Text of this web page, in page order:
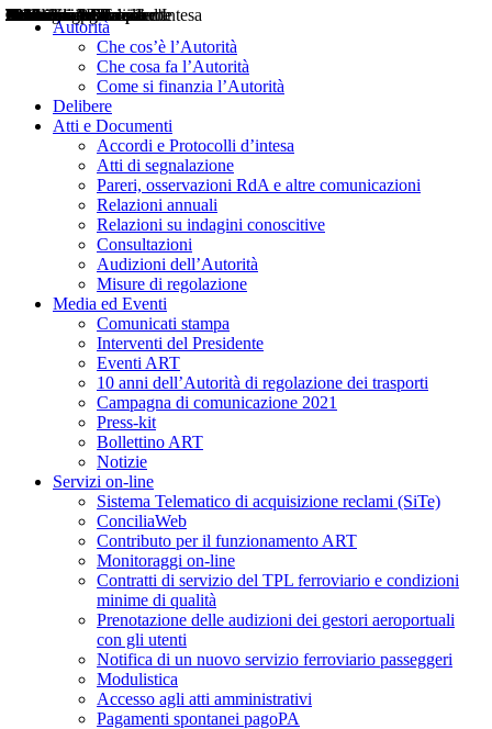
Autorità
Che cos’è l’Autorità
Che cosa fa l’Autorità
Come si finanzia l’Autorità
Delibere
Atti e Documenti
Accordi e Protocolli d’intesa
Atti di segnalazione
Pareri, osservazioni RdA e altre comunicazioni
Relazioni annuali
Relazioni su indagini conoscitive
Consultazioni
Audizioni dell’Autorità
Misure di regolazione
Media ed Eventi
Comunicati stampa
Interventi del Presidente
Eventi ART
10 anni dell’Autorità di regolazione dei trasporti
Campagna di comunicazione 2021
Press-kit
Bollettino ART
Notizie
Servizi on-line
Sistema Telematico di acquisizione reclami (SiTe)
ConciliaWeb
Contributo per il funzionamento ART
Monitoraggi on-line
Contratti di servizio del TPL ferroviario e condizioni
minime di qualità
Prenotazione delle audizioni dei gestori aeroportuali
con gli utenti
Notifica di un nuovo servizio ferroviario passeggeri
Modulistica
Accesso agli atti amministrativi
Pagamenti spontanei pagoPA
Delibere
Pareri
Consultazioni
Audizioni
Atti di Segnalazione
Accordi e Protocolli d'Intesa
Relazioni annuali
Misure di regolazione
Notizie
Comunicati Stampa
Bollettini ART
Convegni ART
Interviste del Presidente
Articoli in primo piano
Interventi del Presidente
2004
2005
2010
2013
2014
2015
2016
2017
2018
2019
202
2020
2021
2022
2023
2024
2025
2026
Aereo
Marittimo
Terrestre